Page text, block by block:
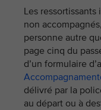
Les ressortissants
non
personne autre
page cinq du
d’un formulaire
délivré par la
au départ ou à